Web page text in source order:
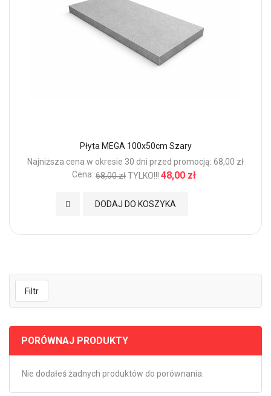
Płyta MEGA 100x50cm Szary
Najniższa cena w okresie 30 dni przed promocją: 68,00 zł
Cena: 68,00 złTYLKO!!! 48,00 zł
DODAJ DO KOSZYKA
Dodaj do Ulubionych
Filtr
PORÓWNAJ PRODUKTY
Nie dodałeś żadnych produktów do porównania.